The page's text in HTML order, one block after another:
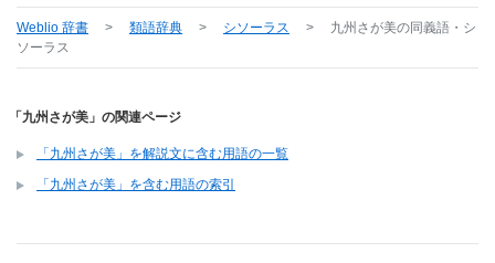
Weblio 辞書 > 類語辞典 > シソーラス > 九州さが美の同義語・シ
ソーラス
「九州さが美」の関連ページ
「九州さが美」を解説文に含む用語の一覧
「九州さが美」を含む用語の索引